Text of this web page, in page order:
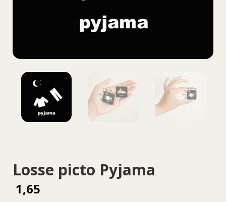
Losse picto Pyjama
1,65